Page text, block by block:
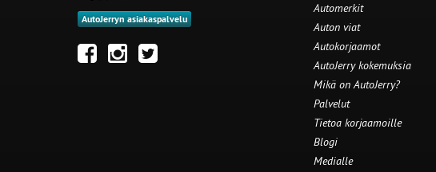
AutoJerryn asiakaspalvelu
Automerkit
Auton viat
Autokorjaamot
AutoJerry kokemuksia
Mikä on AutoJerry?
Palvelut
Tietoa korjaamoille
Blogi
Medialle